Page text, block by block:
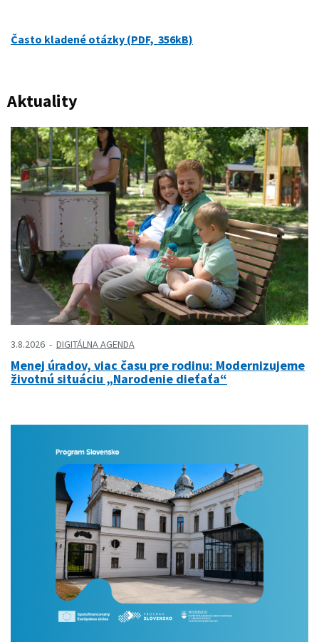
Často kladené otázky (PDF, 356kB)
Aktuality
3.8.2026 DIGITÁLNA AGENDA
Menej úradov, viac času pre rodinu: Modernizujeme
životnú situáciu „Narodenie dieťaťa“